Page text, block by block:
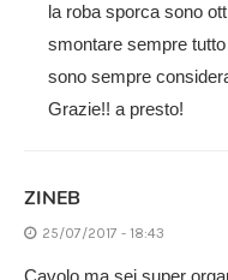
la roba sporca sono
smontare sempre
sono sempre
Grazie!! a presto!
ZINEB
25/07/2017 - 18:43